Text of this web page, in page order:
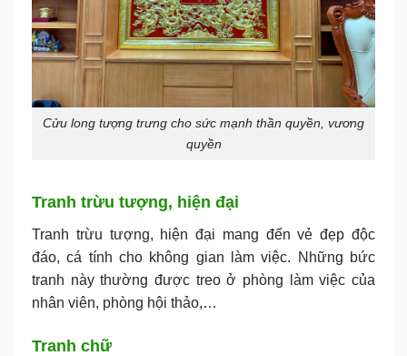
Cửu long tượng trưng cho sức mạnh thần quyền, vương
quyền
Tranh trừu tượng, hiện đại
Tranh trừu tượng, hiện đại mang đến vẻ đẹp độc
đáo, cá tính cho không gian làm việc. Những bức
tranh này thường được treo ở phòng làm việc của
nhân viên, phòng hội thảo,…
Tranh chữ